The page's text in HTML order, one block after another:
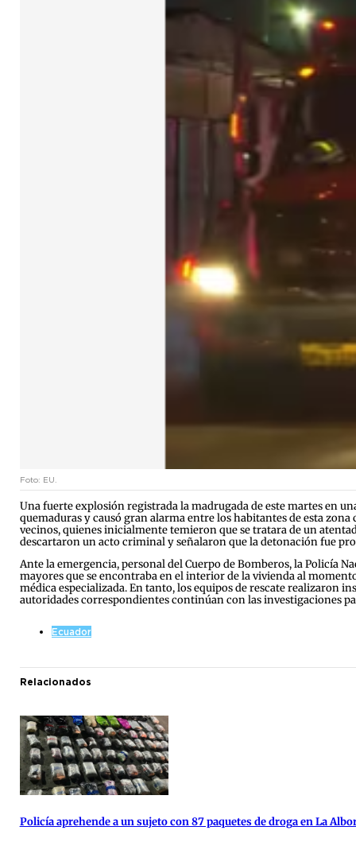
Foto: EU.
Una fuerte explosión registrada la madrugada de este martes en
quemaduras y causó gran alarma entre los habitantes de esta
vecinos, quienes inicialmente temieron que se tratara de un
descartaron un acto criminal y señalaron que la detonación fue
Ante la emergencia, personal del Cuerpo de Bomberos, la Policía
mayores que se encontraba en el interior de la vivienda al
médica especializada. En tanto, los equipos de rescate realizaron
autoridades correspondientes continúan con las investigaciones
Ecuador
Relacionados
Policía aprehende a un sujeto con 87 paquetes de droga en La